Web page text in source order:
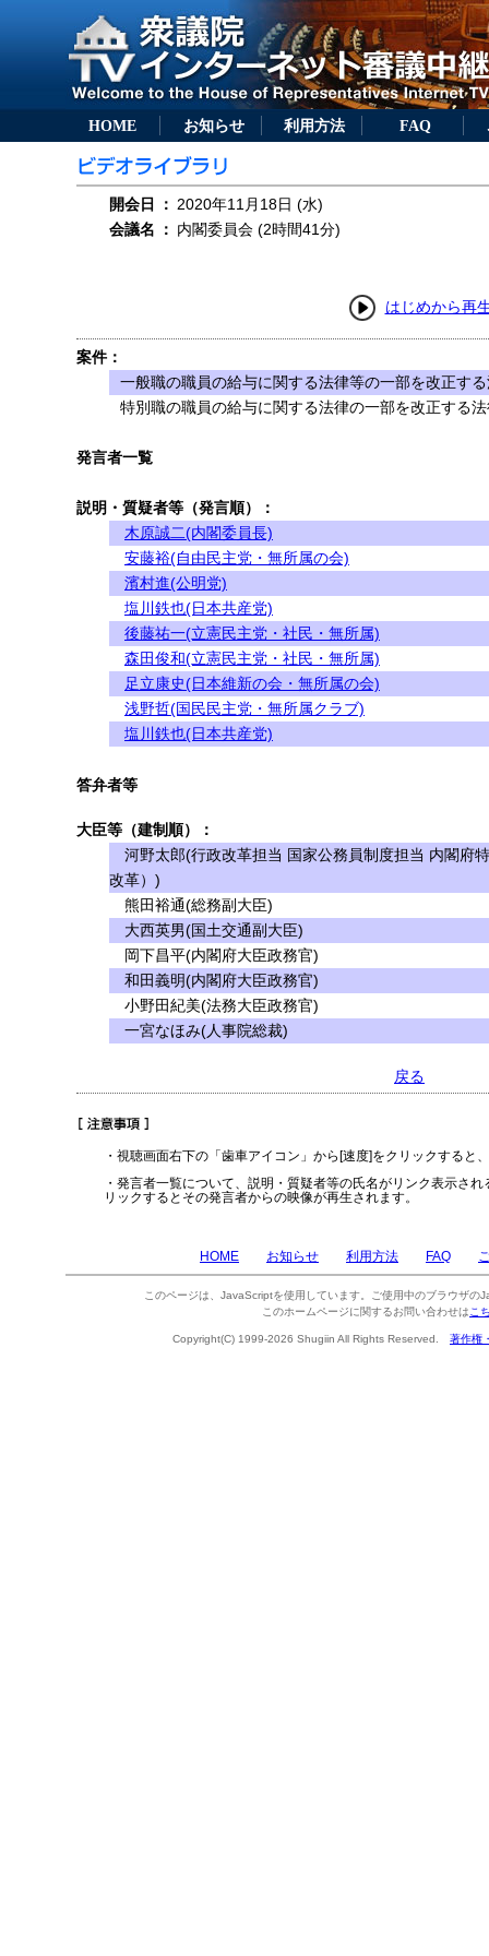
HOME お知らせ 利用方法 FAQ
開会日 ： 2020年11月18日 (水)
会議名
： 内閣委員会 (2時間41分)
はじめから再
案件：
一般職の職員の給与に関する法律等の一部を改正す
特別職の職員の給与に関する法律の一部を改正する
発言者一覧
説明・質疑者等（発言順）：
木原誠二(内閣委員長)
安藤裕(自由民主党・無所属の会)
濱村進(公明党)
塩川鉄也(日本共産党)
後藤祐一(立憲民主党・社民・無所属)
森田俊和(立憲民主党・社民・無所属)
足立康史(日本維新の会・無所属の会)
浅野哲(国民民主党・無所属クラブ)
塩川鉄也(日本共産党)
答弁者等
大臣等（建制順）：
河野太郎(行政改革担当 国家公務員制度担当 内閣府
改革）)
熊田裕通(総務副大臣)
大西英男(国土交通副大臣)
岡下昌平(内閣府大臣政務官)
和田義明(内閣府大臣政務官)
小野田紀美(法務大臣政務官)
一宮なほみ(人事院総裁)
戻る
・視聴画面右下の「歯車アイコン」から[速度]をクリックすると
・発言者一覧について、説明・質疑者等の氏名がリンク表示さ
リックするとその発言者からの映像が再生されます。
HOME お知らせ 利用方法 FAQ
このページは、JavaScriptを使用しています。ご使用中のブラウザの
このホームページに関するお問い合わせは こ
Copyright(C) 1999-2026 Shugiin All Rights Reserved. 著作権